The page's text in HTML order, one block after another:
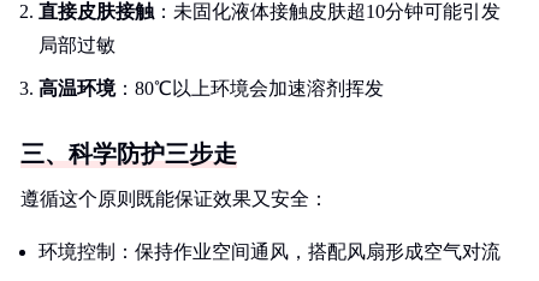
直接皮肤接触 ：未固化液体接触皮肤超10分钟可能引发
局部过敏
高温环境：80℃以上环境会加速溶剂挥发
三、科学防护三步走
遵循这个原则既能保证效果又安全：
环境控制：保持作业空间通风，搭配风扇形成空气对流